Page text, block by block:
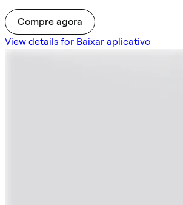
Compre agora
View details for Baixar aplicativo